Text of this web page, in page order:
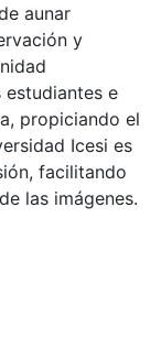
aunar
y
estudiantes e
propiciando el
Icesi es
facilitando
las imágenes.